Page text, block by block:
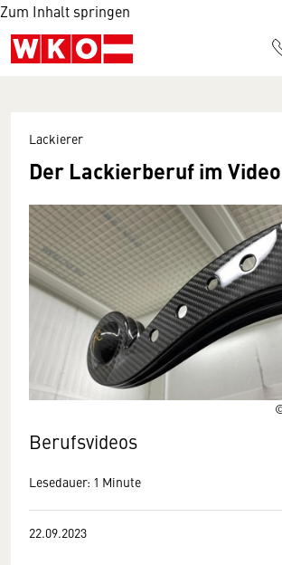
Zum Inhalt springen
Lackierer
Der Lackierberuf im Video
Berufsvideos
Lesedauer: 1 Minute
22.09.2023